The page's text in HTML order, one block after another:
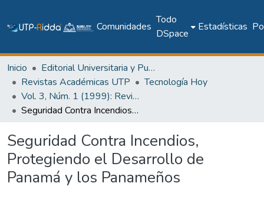
Comunidades
Todo
DSpace
Estadísticas
Inicio
Editorial Universitaria y Publicaciones Seriadas
Revistas Académicas UTP
Tecnología Hoy
Vol. 3, Núm. 1 (1999): Revista Tecnología Hoy
Seguridad Contra Incendios, Protegiendo el Desarrollo de Panamá y los Panameños
Seguridad Contra Incendios,
Protegiendo el Desarrollo de
Panamá y los Panameños